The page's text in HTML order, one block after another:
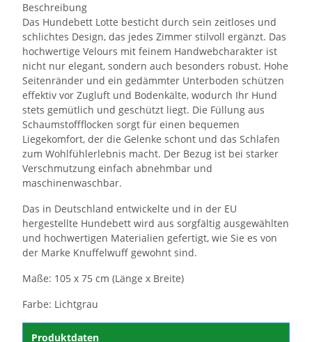
Beschreibung
Das Hundebett Lotte besticht durch sein zeitloses und
schlichtes Design, das jedes Zimmer stilvoll ergänzt. Das
hochwertige Velours mit feinem Handwebcharakter ist
nicht nur elegant, sondern auch besonders robust. Hohe
Seitenränder und ein gedämmter Unterboden schützen
effektiv vor Zugluft und Bodenkälte, wodurch Ihr Hund
stets gemütlich und geschützt liegt. Die Füllung aus
Schaumstoffflocken sorgt für einen bequemen
Liegekomfort, der die Gelenke schont und das Schlafen
zum Wohlfühlerlebnis macht. Der Bezug ist bei starker
Verschmutzung einfach abnehmbar und
maschinenwaschbar.
Das in Deutschland entwickelte und in der EU
hergestellte Hundebett wird aus sorgfältig ausgewählten
und hochwertigen Materialien gefertigt, wie Sie es von
der Marke Knuffelwuff gewohnt sind.
Maße: 105 x 75 cm (Länge x Breite)
Farbe: Lichtgrau
Produktdaten